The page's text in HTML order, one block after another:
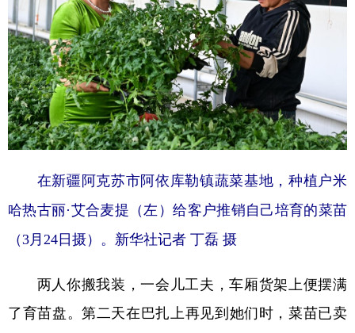
在新疆阿克苏市阿依库勒镇蔬菜基地，种植户米
哈热古丽·艾合麦提（左）给客户推销自己培育的菜苗
（3月24日摄）。新华社记者 丁磊 摄
两人你搬我装，一会儿工夫，车厢货架上便摆满
了育苗盘。第二天在巴扎上再见到她们时，菜苗已卖